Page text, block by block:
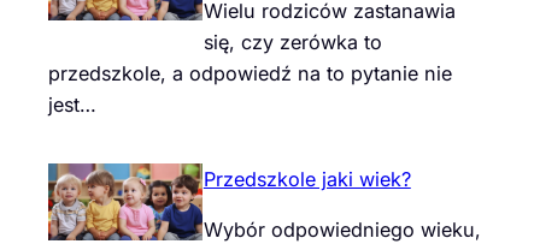
Wielu rodziców zastanawia
się, czy zerówka to
przedszkole, a odpowiedź na to pytanie nie
jest…
Przedszkole jaki wiek?
Wybór odpowiedniego wieku,